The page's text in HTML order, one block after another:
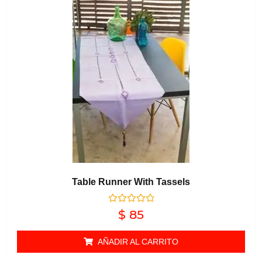
Table Runner With Tassels
Valorado en
$ 85
AÑADIR AL CARRITO